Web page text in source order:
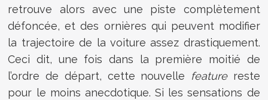
retrouve alors avec une piste complètement
défoncée, et des ornières qui peuvent modifier
la trajectoire de la voiture assez drastiquement.
Ceci dit, une fois dans la première moitié de
l’ordre de départ, cette nouvelle
featurereste
pour le moins anecdotique. Si les sensations de